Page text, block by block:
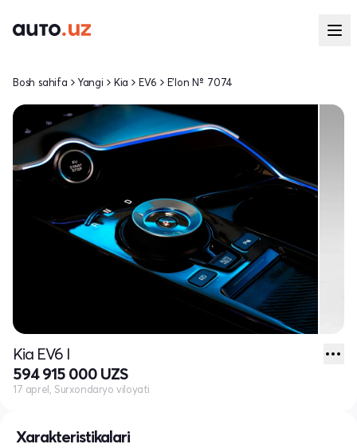
Xarakteristikalari
Bosh sahifa Yangi Kia EV6 E'lon № 7074
Kia EV6 I
594 915 000 UZS
17 aprel, Surxondaryo viloyati